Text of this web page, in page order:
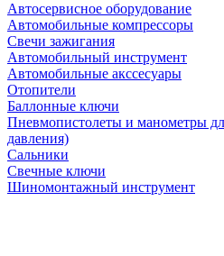
Автосервисное оборудование
Автомобильные компрессоры
Свечи зажигания
Автомобильный инструмент
Автомобильные акссесуары
Отопители
Баллонные ключи
Пневмопистолеты и манометры
давления)
Сальники
Свечные ключи
Шиномонтажный инструмент